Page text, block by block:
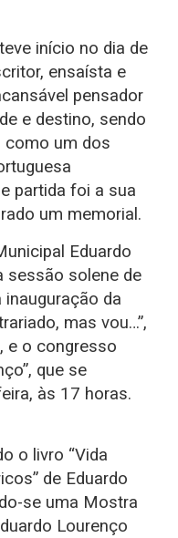
início no dia de
ensaísta e
pensador
e destino, sendo
como um dos
partida foi a sua
um memorial.
Eduardo
sessão solene de
da
mas vou…”,
e o congresso
que se
às 17 horas.
o livro “Vida
de Eduardo
se uma Mostra
Lourenço